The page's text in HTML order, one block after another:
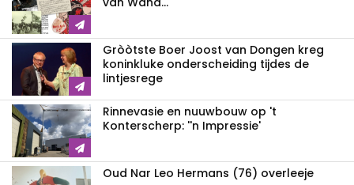
Gròòtste Boer Joost van Dongen kreg
koninkluke onderscheiding tijdes de
lintjesrege
Rinnevasie en nuuwbouw op 't
Konterscherp: ''n Impressie'
Oud Nar Leo Hermans (76) overleeje